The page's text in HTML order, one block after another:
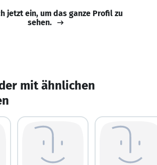
jetzt ein, um das ganze Profil zu
sehen.
mit ähnlichen